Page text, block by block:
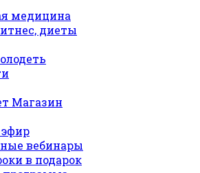
медицина
диеты
Магазин
вебинары
в подарок